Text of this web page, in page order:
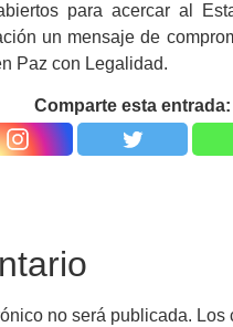
para acercar al
un mensaje de
Paz con Legalidad.
Comparte esta entrada:
no será publicada. Los